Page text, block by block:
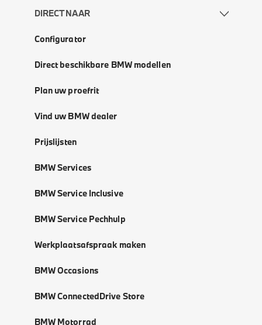
DIRECT NAAR
Configurator
Direct beschikbare BMW modellen
Plan uw proefrit
Vind uw BMW dealer
Prijslijsten
BMW Services
BMW Service Inclusive
BMW Service Pechhulp
Werkplaatsafspraak maken
BMW Occasions
BMW ConnectedDrive Store
BMW Motorrad